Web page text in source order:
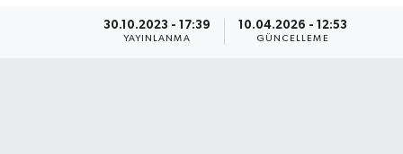
30.10.2023 - 17:39
YAYINLANMA
10.04.2026 - 12:53
GÜNCELLEME